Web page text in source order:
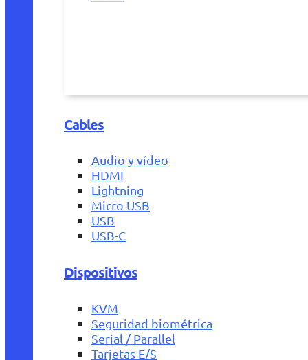
Cables
Audio y vídeo
HDMI
Lightning
Micro USB
USB
USB-C
Dispositivos
KVM
Seguridad biométrica
Serial / Parallel
Tarjetas E/S